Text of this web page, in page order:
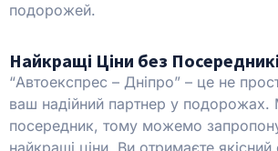
подорожей.
Найкращі Ціни без
“Автоекспрес – Дніпро” – це не
ваш надійний партнер у подорожах.
посередник, тому можемо
найкращі ціни. Ви отримаєте якісний